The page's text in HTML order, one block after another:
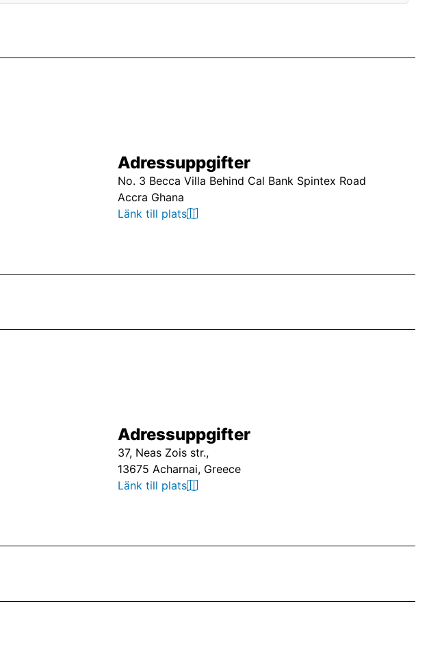
Adressuppgifter
No. 3 Becca Villa Behind Cal Bank Spintex Road
Accra Ghana
Länk till plats
Adressuppgifter
37, Neas Zois str.,
13675 Acharnai, Greece
Länk till plats